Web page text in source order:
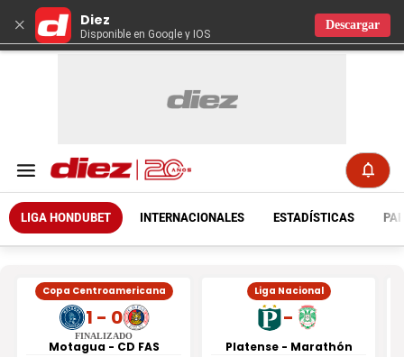
× Diez
Disponible en Google y IOS
Descargar
LIGA HONDUBET INTERNACIONALES ESTADÍSTICAS
Copa Centroamericana
1 - 0
FINALIZADO
Motagua - CD FAS
Liga Nacional
-
Platense - Marathón